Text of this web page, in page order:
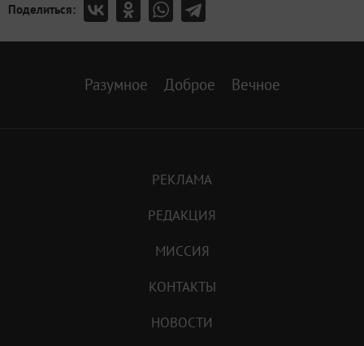
Поделиться:
Разумное Доброе Вечное
РЕКЛАМА
РЕДАКЦИЯ
МИССИЯ
КОНТАКТЫ
НОВОСТИ